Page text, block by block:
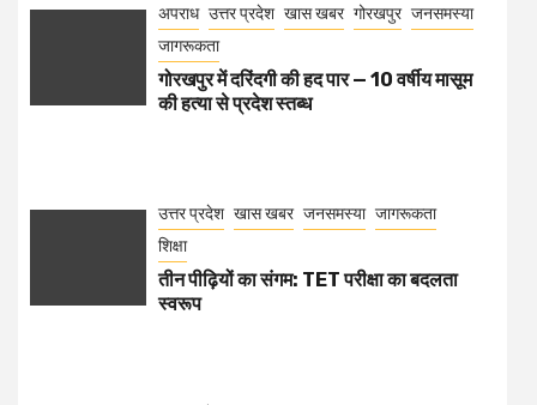
अपराध उत्तर प्रदेश खास खबर गोरखपुर जनसमस्या
जागरूकता
गोरखपुर में दरिंदगी की हद पार — 10 वर्षीय मासूम
की हत्या से प्रदेश स्तब्ध
उत्तर प्रदेश खास खबर जनसमस्या जागरूकता
शिक्षा
तीन पीढ़ियों का संगम: TET परीक्षा का बदलता
स्वरूप